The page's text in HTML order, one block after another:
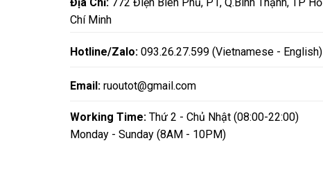
Địa Chỉ:772 Điện Biên Phủ, P1, Q.Bình Thạnh, TP Hồ
Chí Minh
Hotline/Zalo:093.26.27.599 (Vietnamese - English)
Email: ruoutot@gmail.com
Working Time:Thứ 2 - Chủ Nhật (08:00-22:00)
Monday - Sunday (8AM - 10PM)